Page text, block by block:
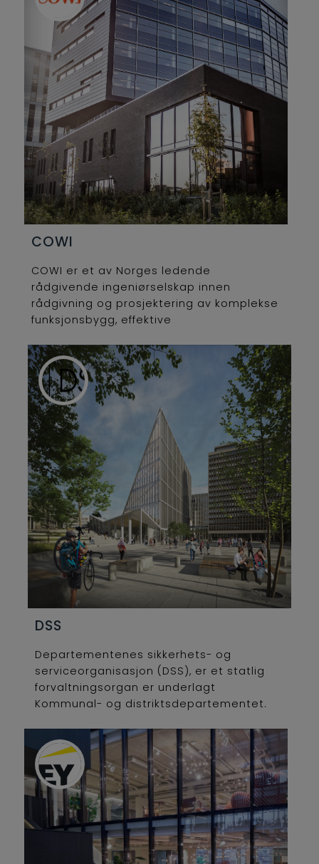
overkant av 2 milliarder kroner.
COWI
COWI er et av Norges ledende
rådgivende ingeniørselskap innen
rådgivning og prosjektering av komplekse
funksjonsbygg, effektive
og bærekraftig byutvikling.
DSS
Departementenes sikkerhets- og
serviceorganisasjon (DSS), er et statlig
forvaltningsorgan er underlagt
Kommunal- og distriktsdepartementet.
administrative fellestjenester og
sikkerhetstjenester til
departementsfellesskapet